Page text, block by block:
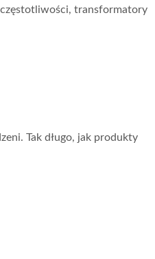
transformatory
Tak długo, jak produkty